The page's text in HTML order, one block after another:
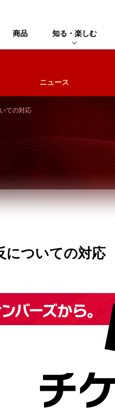
商品 知る・楽しむ
ニュース
ての対応
についての対応